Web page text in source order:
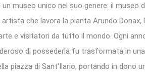
museo unico nel suo genere: il museo
artista che lavora la pianta Arundo
e visitatori da tutto il mondo. Ogni
di possederla fu trasformata in
piazza di Sant’Ilario, portando in dono